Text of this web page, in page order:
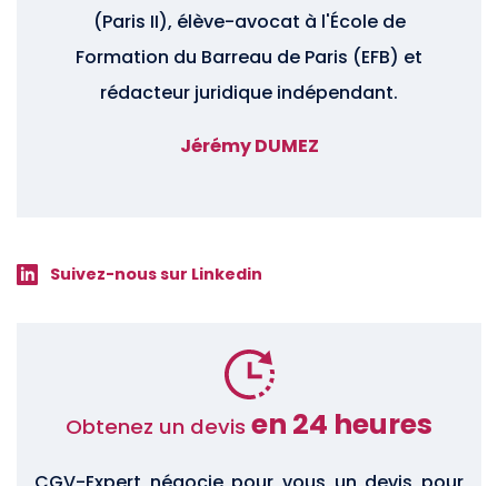
(Paris II), élève-avocat à l'École de
Formation du Barreau de Paris (EFB) et
rédacteur juridique indépendant.
Jérémy DUMEZ
Suivez-nous sur Linkedin
Obtenez un devis en 24 heures